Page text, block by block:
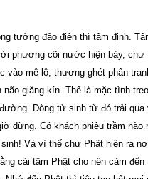
tưởng đảo điên thì tâm định.
phương cõi nước hiện bày, chư
vào mê lộ, thương ghét phân
não giăng kín. Thế là mặc tình
Dòng tử sinh từ đó trải
dừng. Có khách phiêu trầm nào
Và vì thế chư Phật hiện ra
cái tâm Phật cho nên cảm đến